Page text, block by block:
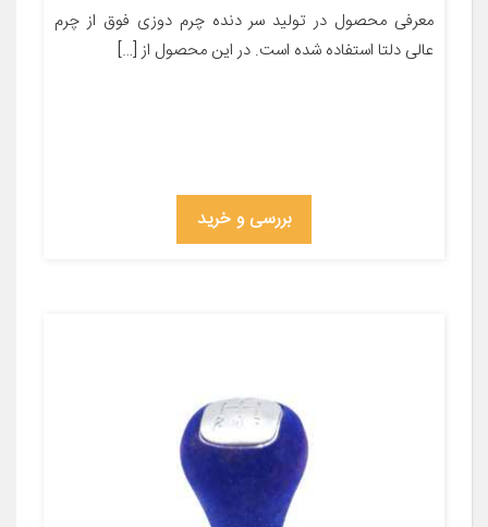
معرفی محصول در تولید سر دنده چرم دوزی فوق از چرم
عالی دلتا استفاده شده است. در این محصول از […]
بررسی و خرید